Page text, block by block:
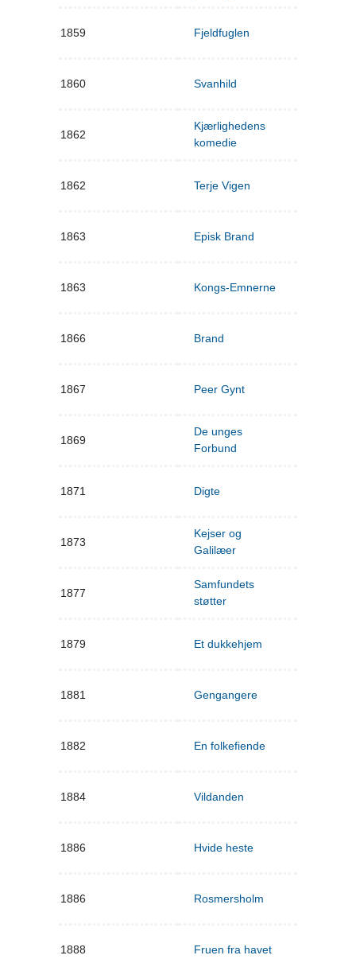
1859 Fjeldfuglen
1860 Svanhild
1862
Kjærlighedens
komedie
1862 Terje Vigen
1863 Episk Brand
1863 Kongs-Emnerne
1866 Brand
1867 Peer Gynt
1869
De unges
Forbund
1871 Digte
1873
Kejser og
Galilæer
1877
Samfundets
støtter
1879 Et dukkehjem
1881 Gengangere
1882 En folkefiende
1884 Vildanden
1886 Hvide heste
1886 Rosmersholm
1888 Fruen fra havet